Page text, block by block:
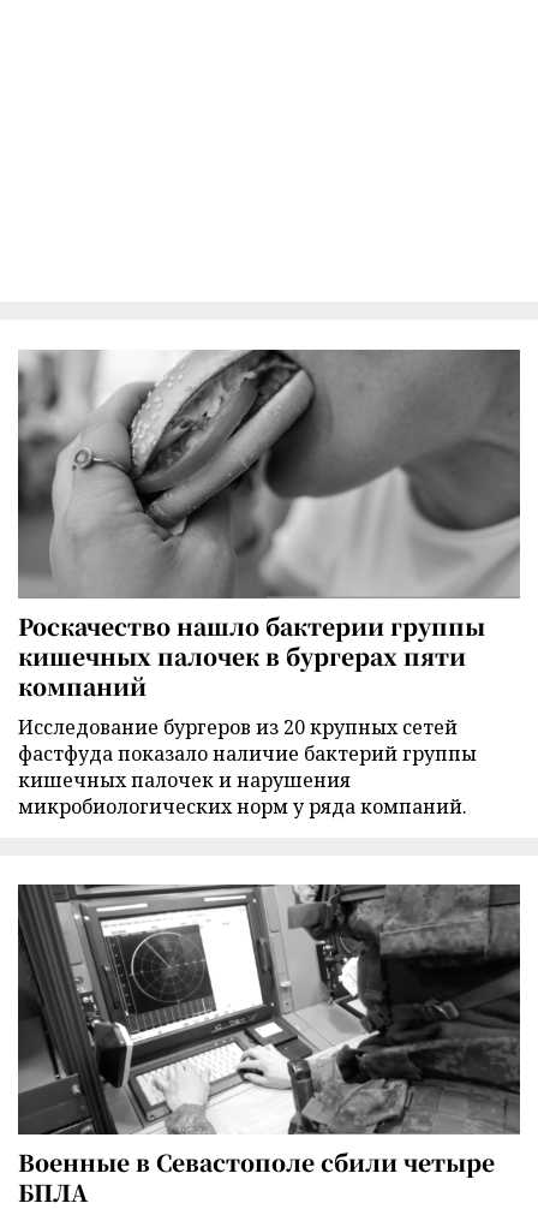
Роскачество нашло бактерии группы
кишечных палочек в бургерах пяти
компаний
Исследование бургеров из 20 крупных сетей
фастфуда показало наличие бактерий группы
кишечных палочек и нарушения
микробиологических норм у ряда компаний.
Военные в Севастополе сбили четыре
БПЛА